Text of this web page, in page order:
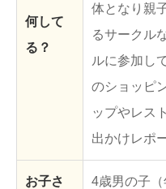
何して
る？
体となり親
るサークル
ルに参加し
のショッピ
ップやレス
出かけレポ
お子さ
4歳男の子